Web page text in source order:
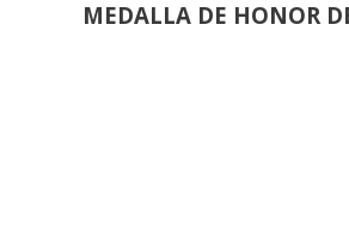
MEDALLA DE HONOR